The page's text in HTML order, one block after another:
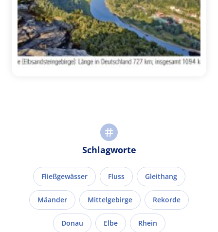
Schlagworte
Fließgewässer Fluss Gleithang
Mäander Mittelgebirge Rekorde
Donau Elbe Rhein